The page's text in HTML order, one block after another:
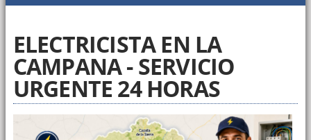
ELECTRICISTA EN LA
CAMPANA - SERVICIO
URGENTE 24 HORAS